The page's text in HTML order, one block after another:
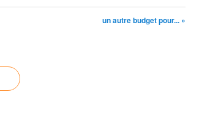
un autre budget pour... »